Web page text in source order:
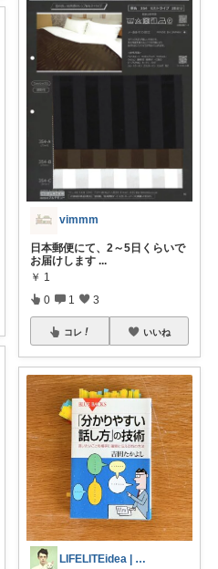
vimmm
日本郵便にて、2～5日くらいで
お届けします ...
￥ 1
0 1 3
コレ いいね
LIFELITEidea | 人生を軽く